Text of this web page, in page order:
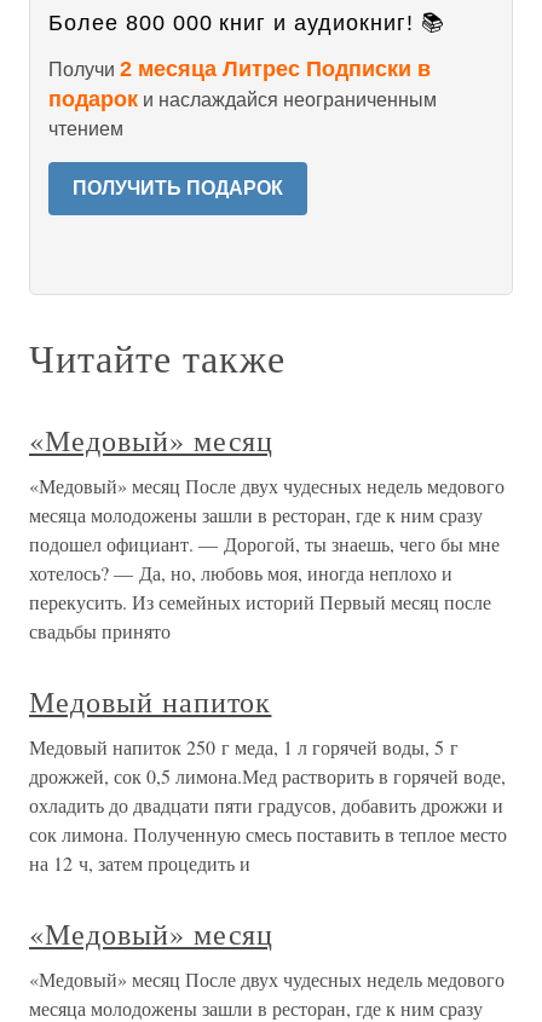
Более 800 000 книг и аудиокниг! 📚
Получи 2 месяца Литрес Подписки в
подарок и наслаждайся неограниченным
чтением
ПОЛУЧИТЬ ПОДАРОК
Читайте также
«Медовый» месяц
«Медовый» месяц После двух чудесных недель медового
месяца молодожены зашли в ресторан, где к ним сразу
подошел официант. — Дорогой, ты знаешь, чего бы мне
хотелось? — Да, но, любовь моя, иногда неплохо и
перекусить. Из семейных историй Первый месяц после
свадьбы принято
Медовый напиток
Медовый напиток 250 г меда, 1 л горячей воды, 5 г
дрожжей, сок 0,5 лимона.Мед растворить в горячей воде,
охладить до двадцати пяти градусов, добавить дрожжи и
сок лимона. Полученную смесь поставить в теплое место
на 12 ч, затем процедить и
«Медовый» месяц
«Медовый» месяц После двух чудесных недель медового
месяца молодожены зашли в ресторан, где к ним сразу